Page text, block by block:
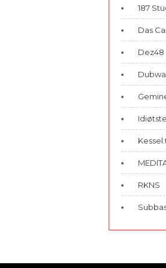
187
Das
Dez48
RKNS